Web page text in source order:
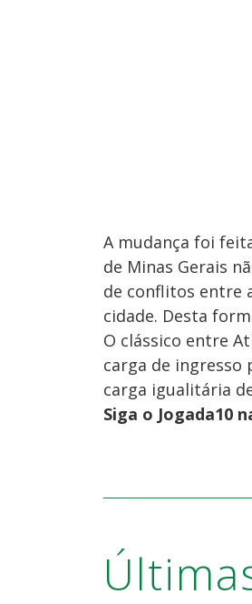
A mudança foi
de Minas Gerais
de conflitos entre
cidade. Desta
O clássico entre
carga de ingresso
carga igualitária
Siga o Jogada10